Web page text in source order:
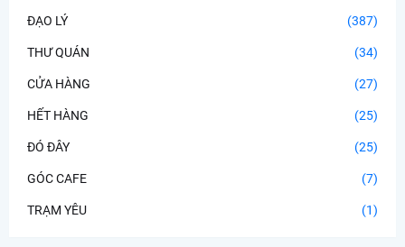
ĐẠO LÝ (387)
THƯ QUÁN (34)
CỬA HÀNG (27)
HẾT HÀNG (25)
ĐÓ ĐÂY (25)
GÓC CAFE (7)
TRẠM YÊU (1)